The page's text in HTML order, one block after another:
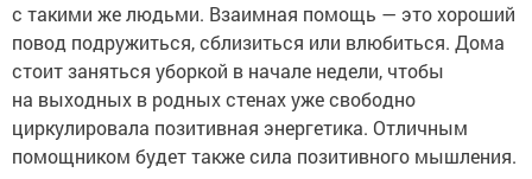
с такими же людьми. Взаимная помощь — это хороший
повод подружиться, сблизиться или влюбиться. Дома
стоит заняться уборкой в начале недели, чтобы
на выходных в родных стенах уже свободно
циркулировала позитивная энергетика. Отличным
помощником будет также сила позитивного мышления.